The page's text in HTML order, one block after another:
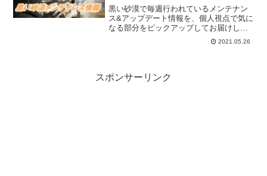
の上方修正
黒い砂漠で毎週行われているメンテナン
ス&アップデート情報を、個人視点で気に
なる部分をピックアップしてお届けして
います。2021年5月26日分。全キャラの
上方修正がどんな感じなんかな。一部は
2021.05.26
スポンサーリンク